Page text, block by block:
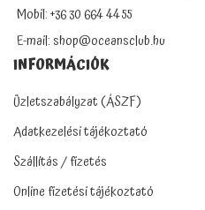
Mobil: +36 30 664 4455
E-mail: shop@oceansclub.hu
INFORMÁCIÓK
Üzletszabályzat (ÁSZF)
Adatkezelési tájékoztató
Szállítás / fizetés
Online fizetési tájékoztató